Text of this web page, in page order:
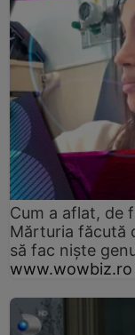
Cum a aflat, de
Mărturia făcută
să fac niște
www.wowbiz.ro